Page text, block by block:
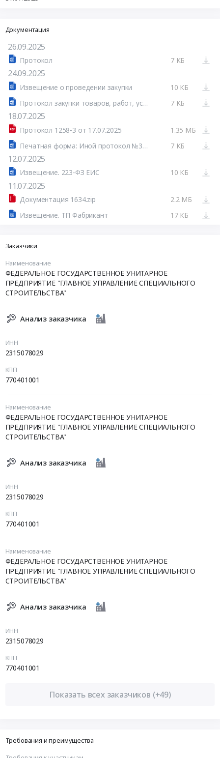
Документация
26.09.2025
Протокол 7 КБ
24.09.2025
Извещение о проведении закупки
10 КБ
Протокол закупки товаров, работ, услуг Запрос оферт в электронной форме № 32515034241
7 КБ
18.07.2025
Протокол 1258-3 от 17.07.2025
1.35 МБ
Печатная форма: Иной протокол №32515034241-01
7 КБ
12.07.2025
Извещение. 223-ФЗ ЕИС 10 КБ
11.07.2025
Документация 1634.zip
2.2 МБ
Извещение. ТП Фабрикант
17 КБ
Заказчики
Наименование
ФЕДЕРАЛЬНОЕ ГОСУДАРСТВЕННОЕ УНИТАРНОЕ
ПРЕДПРИЯТИЕ "ГЛАВНОЕ УПРАВЛЕНИЕ СПЕЦИАЛЬНОГО
СТРОИТЕЛЬСТВА"
Анализ заказчика
ИНН
2315078029
КПП
770401001
Наименование
ФЕДЕРАЛЬНОЕ ГОСУДАРСТВЕННОЕ УНИТАРНОЕ
ПРЕДПРИЯТИЕ "ГЛАВНОЕ УПРАВЛЕНИЕ СПЕЦИАЛЬНОГО
СТРОИТЕЛЬСТВА"
Анализ заказчика
ИНН
2315078029
КПП
770401001
Наименование
ФЕДЕРАЛЬНОЕ ГОСУДАРСТВЕННОЕ УНИТАРНОЕ
ПРЕДПРИЯТИЕ "ГЛАВНОЕ УПРАВЛЕНИЕ СПЕЦИАЛЬНОГО
СТРОИТЕЛЬСТВА"
Анализ заказчика
ИНН
2315078029
КПП
770401001
Показать всех заказчиков (+49)
Требования и преимущества